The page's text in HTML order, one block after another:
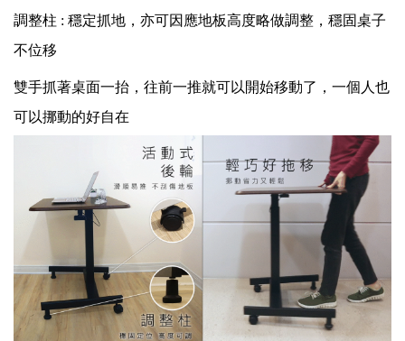
調整柱 : 穩定抓地，亦可因應地板高度略做調整，穩固桌子
不位移
雙手抓著桌面一抬，往前一推就可以開始移動了，一個人也
可以挪動的好自在